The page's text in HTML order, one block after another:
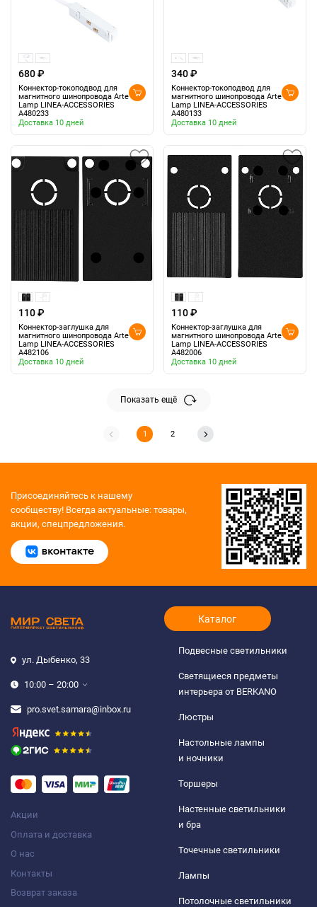
680 ₽
Коннектор-токоподвод для
магнитного шинопровода Arte
Lamp LINEA-ACCESSORIES
A480233
Доставка 10 дней
340 ₽
Коннектор-токоподвод для
магнитного шинопровода Arte
Lamp LINEA-ACCESSORIES
A480133
Доставка 10 дней
110 ₽
Коннектор-заглушка для
магнитного шинопровода Arte
Lamp LINEA-ACCESSORIES
A482106
Доставка 10 дней
110 ₽
Коннектор-заглушка для
магнитного шинопровода Arte
Lamp LINEA-ACCESSORIES
A482006
Доставка 10 дней
Показать ещё
1 2
Присоединяйтесь к нашему
сообществу! Всегда актуальные: товары,
акции, спецпредложения.
ул. Дыбенко, 33
10:00 – 20:00
pro.svet.samara@inbox.ru
Акции
Оплата и доставка
О нас
Контакты
Возврат заказа
Каталог
Подвесные светильники
Светящиеся предметы
интерьера от BERKANO
Люстры
Настольные лампы
и ночники
Торшеры
Настенные светильники
и бра
Точечные светильники
Лампы
Потолочные светильники